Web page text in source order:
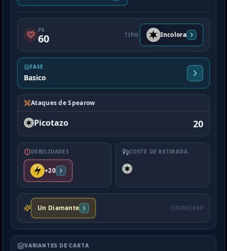
PS
60 TIPO Incolora
FASE
Basico
Ataques de Spearow
Picotazo 20
DEBILIDADES
+20
COSTE DE RETIRADA
Un Diamante STD EXP
VARIANTES DE CARTA